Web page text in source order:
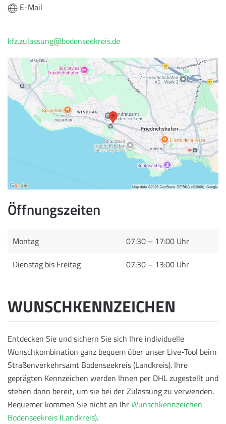
E-Mail
kfz.zulassung@bodenseekreis.de
Öffnungszeiten
Montag
07:30 – 17:00 Uhr
Dienstag bis Freitag
07:30 – 13:00 Uhr
WUNSCHKENNZEICHEN
Entdecken Sie und sichern Sie sich Ihre individuelle
Wunschkombination ganz bequem über unser Live-Tool beim
Straßenverkehrsamt Bodenseekreis (Landkreis). Ihre
geprägten Kennzeichen werden Ihnen per DHL zugestellt und
stehen dann bereit, um sie bei der Zulassung zu verwenden.
Bequemer kommen Sie nicht an IhrWunschkennzeichen
Bodenseekreis (Landkreis).